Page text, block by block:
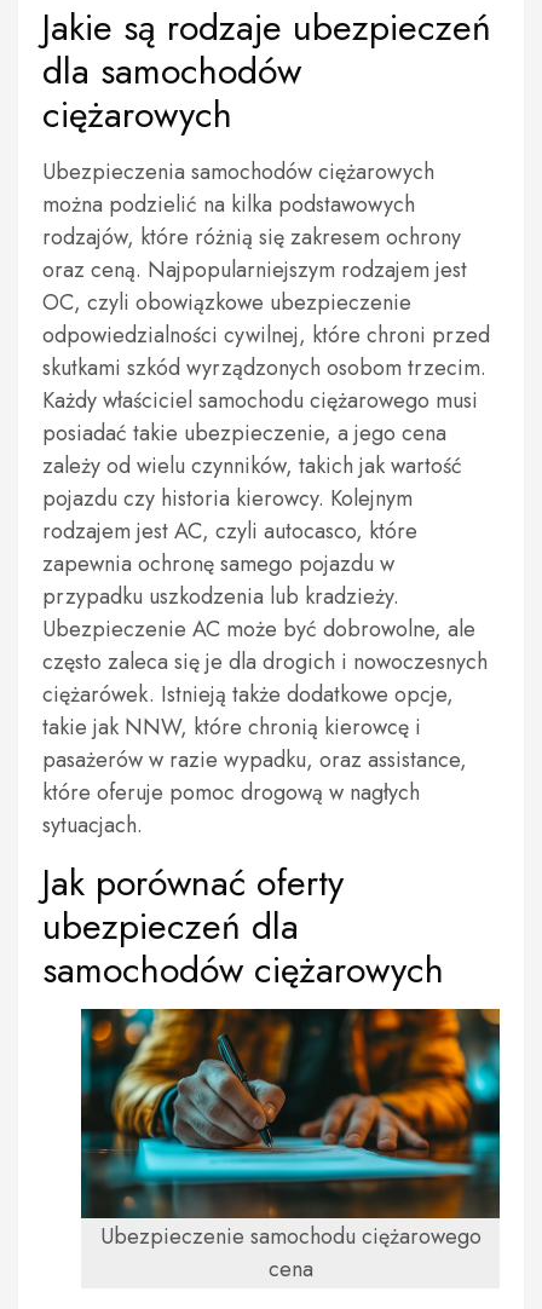
Jakie są rodzaje ubezpieczeń
dla samochodów
ciężarowych
Ubezpieczenia samochodów ciężarowych
można podzielić na kilka podstawowych
rodzajów, które różnią się zakresem ochrony
oraz ceną. Najpopularniejszym rodzajem jest
OC, czyli obowiązkowe ubezpieczenie
odpowiedzialności cywilnej, które chroni przed
skutkami szkód wyrządzonych osobom trzecim.
Każdy właściciel samochodu ciężarowego musi
posiadać takie ubezpieczenie, a jego cena
zależy od wielu czynników, takich jak wartość
pojazdu czy historia kierowcy. Kolejnym
rodzajem jest AC, czyli autocasco, które
zapewnia ochronę samego pojazdu w
przypadku uszkodzenia lub kradzieży.
Ubezpieczenie AC może być dobrowolne, ale
często zaleca się je dla drogich i nowoczesnych
ciężarówek. Istnieją także dodatkowe opcje,
takie jak NNW, które chronią kierowcę i
pasażerów w razie wypadku, oraz assistance,
które oferuje pomoc drogową w nagłych
sytuacjach.
Jak porównać oferty
ubezpieczeń dla
samochodów ciężarowych
Ubezpieczenie samochodu ciężarowego
cena